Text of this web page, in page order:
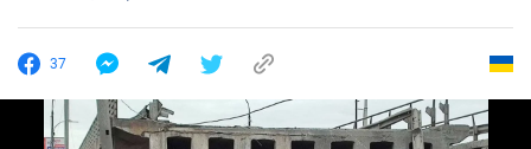
37